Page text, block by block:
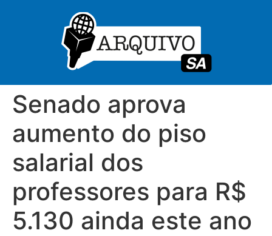
Senado aprova
aumento do piso
salarial dos
professores para R$
5.130 ainda este ano